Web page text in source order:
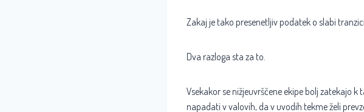
Zakaj je tako presenetljiv podatek o slabi
Dva razloga sta za to.
Vsekakor se nižjeuvrščene ekipe bolj zatekajo
napadati v valovih, da v uvodih tekme želi